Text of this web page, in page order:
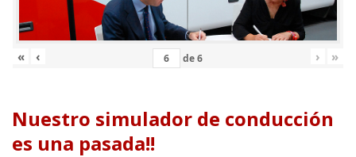
« ‹ de6 › »
Nuestro simulador de conducción
es una pasada!!